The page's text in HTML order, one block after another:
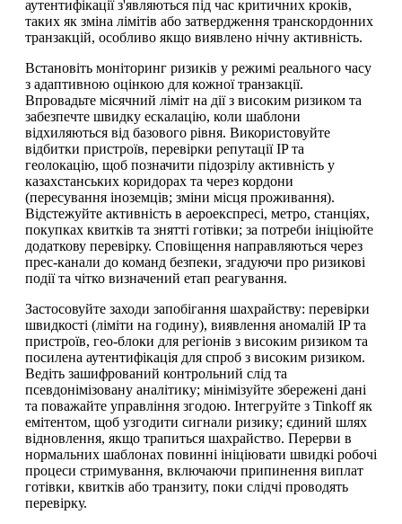
аутентифікації з'являються під час критичних кроків,
таких як зміна лімітів або затвердження транскордонних
транзакцій, особливо якщо виявлено нічну активність.
Встановіть моніторинг ризиків у режимі реального часу
з адаптивною оцінкою для кожної транзакції.
Впровадьте місячний ліміт на дії з високим ризиком та
забезпечте швидку ескалацію, коли шаблони
відхиляються від базового рівня. Використовуйте
відбитки пристроїв, перевірки репутації IP та
геолокацію, щоб позначити підозрілу активність у
казахстанських коридорах та через кордони
(пересування іноземців; зміни місця проживання).
Відстежуйте активність в аероекспресі, метро, станціях,
покупках квитків та знятті готівки; за потреби ініціюйте
додаткову перевірку. Сповіщення направляються через
прес-канали до команд безпеки, згадуючи про ризикові
події та чітко визначений етап реагування.
Застосовуйте заходи запобігання шахрайству: перевірки
швидкості (ліміти на годину), виявлення аномалій IP та
пристроїв, гео-блоки для регіонів з високим ризиком та
посилена аутентифікація для спроб з високим ризиком.
Ведіть зашифрований контрольний слід та
псевдонімізовану аналітику; мінімізуйте збережені дані
та поважайте управління згодою. Інтегруйте з Tinkoff як
емітентом, щоб узгодити сигнали ризику; єдиний шлях
відновлення, якщо трапиться шахрайство. Перерви в
нормальних шаблонах повинні ініціювати швидкі робочі
процеси стримування, включаючи припинення виплат
готівки, квитків або транзиту, поки слідчі проводять
перевірку.